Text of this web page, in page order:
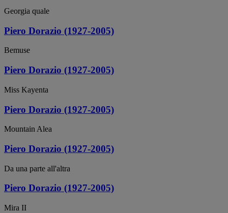
Georgia quale
Piero Dorazio (1927-2005)
Bemuse
Piero Dorazio (1927-2005)
Miss Kayenta
Piero Dorazio (1927-2005)
Mountain Alea
Piero Dorazio (1927-2005)
Da una parte all'altra
Piero Dorazio (1927-2005)
Mira II